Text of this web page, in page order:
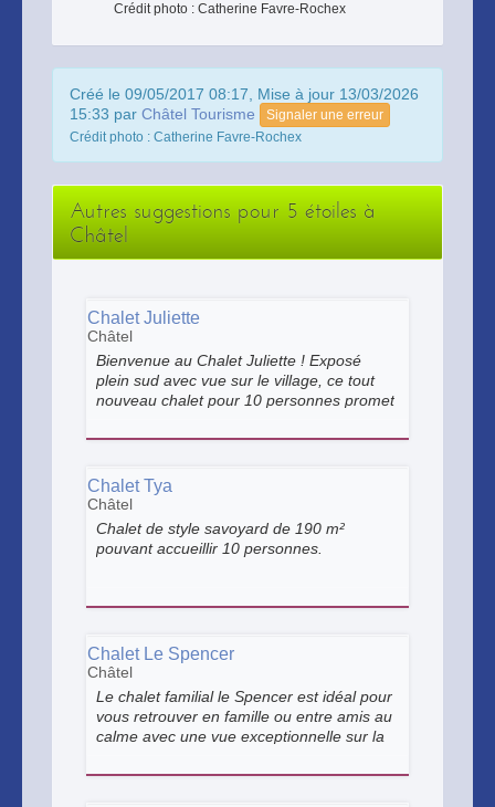
Crédit photo : Catherine Favre-Rochex
Créé le 09/05/2017 08:17, Mise à jour 13/03/2026
15:33 par Châtel Tourisme
Signaler une erreur
Crédit photo : Catherine Favre-Rochex
Autres suggestions pour 5 étoiles à
Châtel
Chalet Juliette
Châtel
Bienvenue au Chalet Juliette ! Exposé
plein sud avec vue sur le village, ce tout
nouveau chalet pour 10 personnes promet
Chalet Tya
Châtel
Chalet de style savoyard de 190 m²
pouvant accueillir 10 personnes.
Chalet Le Spencer
Châtel
Le chalet familial le Spencer est idéal pour
vous retrouver en famille ou entre amis au
calme avec une vue exceptionnelle sur la
d’Abondance.